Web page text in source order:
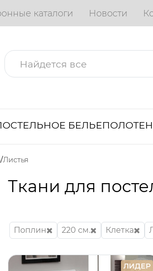
каталоги Новости
БЕЛЬЕ
Листья
Ткани для
Поплин 220 см. Клетка
ЛИДЕР